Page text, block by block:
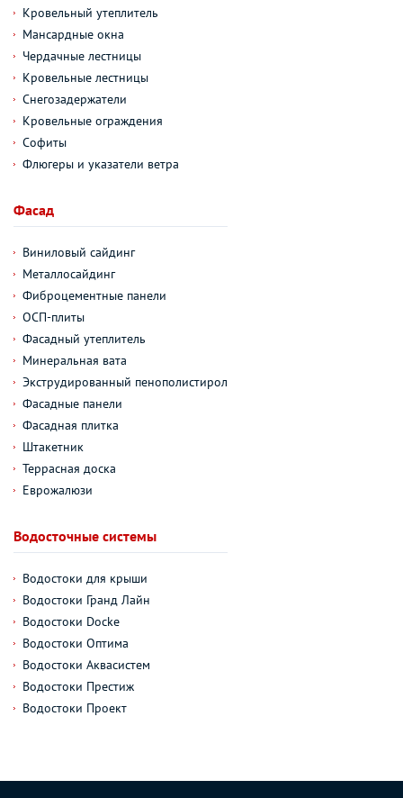
Кровельный утеплитель
Мансардные окна
Чердачные лестницы
Кровельные лестницы
Снегозадержатели
Кровельные ограждения
Софиты
Флюгеры и указатели ветра
Фасад
Виниловый сайдинг
Металлосайдинг
Фиброцементные панели
ОСП-плиты
Фасадный утеплитель
Минеральная вата
Экструдированный пенополистирол
Фасадные панели
Фасадная плитка
Штакетник
Террасная доска
Еврожалюзи
Водосточные системы
Водостоки для крыши
Водостоки Гранд Лайн
Водостоки Docke
Водостоки Оптима
Водостоки Аквасистем
Водостоки Престиж
Водостоки Проект